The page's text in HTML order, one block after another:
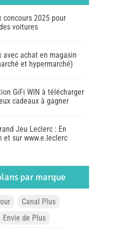
concours 2025 pour
voitures
avec achat en magasin
et hypermarché)
GiFi WIN à télécharger
cadeaux à gagner
Jeu Leclerc : En
et sur www.e.leclerc
par marque
Canal Plus
Envie de Plus